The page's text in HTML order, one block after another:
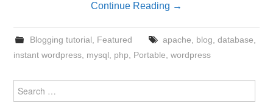
Continue Reading →
Blogging tutorial Featured apache blog database
instant wordpress mysql php Portable ,wordpress
for: